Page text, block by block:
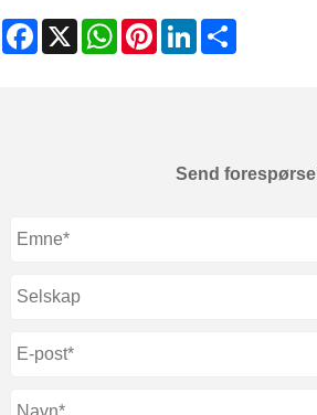
Facebook
X WhatsAppPinterestLinkedIn
Send forespørsel